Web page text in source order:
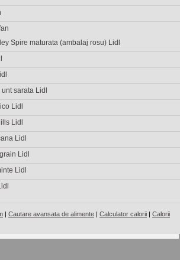
Spire maturata (ambalaj rosu) Lidl
sarata Lidl
Lidl
Lidl
Lidl
Lidl
Lidl
| Cautare avansata de alimente | Calculator calorii | Calorii